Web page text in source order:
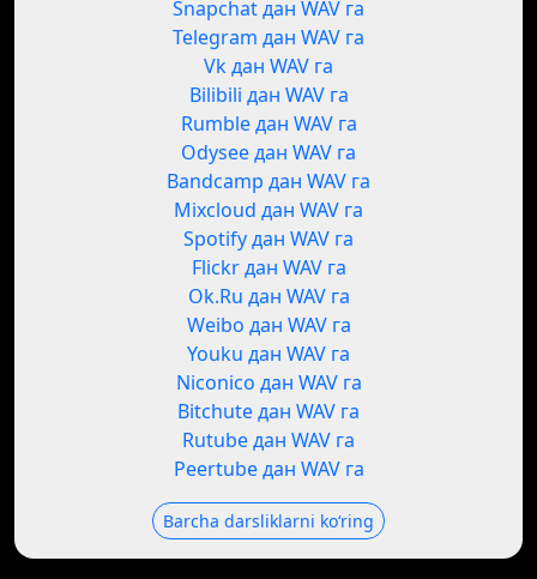
Snapchat дан WAV га
Telegram дан WAV га
Vk дан WAV га
Bilibili дан WAV га
Rumble дан WAV га
Odysee дан WAV га
Bandcamp дан WAV га
Mixcloud дан WAV га
Spotify дан WAV га
Flickr дан WAV га
Ok.Ru дан WAV га
Weibo дан WAV га
Youku дан WAV га
Niconico дан WAV га
Bitchute дан WAV га
Rutube дан WAV га
Peertube дан WAV га
Barcha darsliklarni koʻring